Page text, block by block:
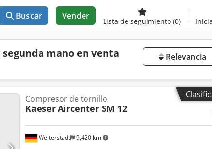
Buscar Vender
Lista de seguimiento (0)
mano en venta Relevancia
Weiterstadt 9,420 km
Compresor de tornillo
KaeserAircenter SM 12